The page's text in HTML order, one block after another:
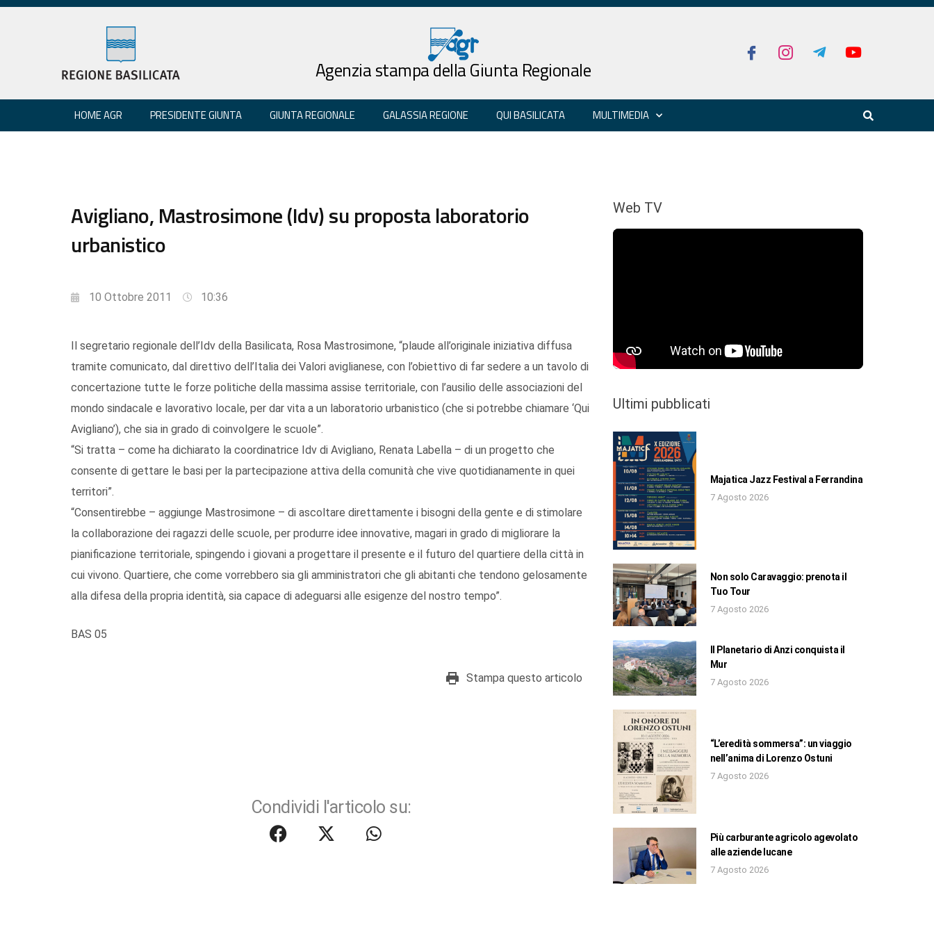
Agenzia stampa della Giunta Regionale
HOME AGR PRESIDENTE GIUNTA GIUNTA REGIONALE GALASSIA REGIONE QUI BASILICATA MULTIMEDIA
Avigliano, Mastrosimone (Idv) su proposta laboratorio
urbanistico
10 Ottobre 2011 10:36
Il segretario regionale dell’Idv della Basilicata, Rosa Mastrosimone, “plaude all’originale iniziativa diffusa
tramite comunicato, dal direttivo dell’Italia dei Valori aviglianese, con l’obiettivo di far sedere a un tavolo di
concertazione tutte le forze politiche della massima assise territoriale, con l’ausilio delle associazioni del
mondo sindacale e lavorativo locale, per dar vita a un laboratorio urbanistico (che si potrebbe chiamare ‘Qui
Avigliano’), che sia in grado di coinvolgere le scuole”.
“Si tratta – come ha dichiarato la coordinatrice Idv di Avigliano, Renata Labella – di un progetto che
consente di gettare le basi per la partecipazione attiva della comunità che vive quotidianamente in quei
territori”.
“Consentirebbe – aggiunge Mastrosimone – di ascoltare direttamente i bisogni della gente e di stimolare
la collaborazione dei ragazzi delle scuole, per produrre idee innovative, magari in grado di migliorare la
pianificazione territoriale, spingendo i giovani a progettare il presente e il futuro del quartiere della città in
cui vivono. Quartiere, che come vorrebbero sia gli amministratori che gli abitanti che tendono gelosamente
alla difesa della propria identità, sia capace di adeguarsi alle esigenze del nostro tempo”.
BAS 05
Stampa questo articolo
Condividi l'articolo su:
Web TV
Ultimi pubblicati
Majatica Jazz Festival a Ferrandina
7 Agosto 2026
Non solo Caravaggio: prenota il
Tuo Tour
7 Agosto 2026
Il Planetario di Anzi conquista il
Mur
7 Agosto 2026
“L’eredità sommersa”: un viaggio
nell’anima di Lorenzo Ostuni
7 Agosto 2026
Più carburante agricolo agevolato
alle aziende lucane
7 Agosto 2026